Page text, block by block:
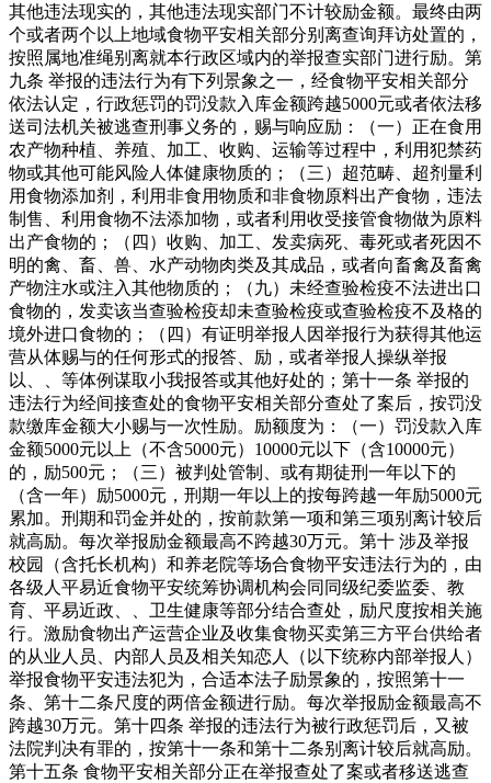
其他违法现实的，其他违法现实部门不计较励金额。最终由两
个或者两个以上地域食物平安相关部分别离查询拜访处置的，
按照属地准绳别离就本行政区域内的举报查实部门进行励。第
九条 举报的违法行为有下列景象之一，经食物平安相关部分
依法认定，行政惩罚的罚没款入库金额跨越5000元或者依法移
送司法机关被逃查刑事义务的，赐与响应励：（一）正在食用
农产物种植、养殖、加工、收购、运输等过程中，利用犯禁药
物或其他可能风险人体健康物质的；（三）超范畴、超剂量利
用食物添加剂，利用非食用物质和非食物原料出产食物，违法
制售、利用食物不法添加物，或者利用收受接管食物做为原料
出产食物的；（四）收购、加工、发卖病死、毒死或者死因不
明的禽、畜、兽、水产动物肉类及其成品，或者向畜禽及畜禽
产物注水或注入其他物质的；（九）未经查验检疫不法进出口
食物的，发卖该当查验检疫却未查验检疫或查验检疫不及格的
境外进口食物的；（四）有证明举报人因举报行为获得其他运
营从体赐与的任何形式的报答、励，或者举报人操纵举报
以、、等体例谋取小我报答或其他好处的；第十一条 举报的
违法行为经间接查处的食物平安相关部分查处了案后，按罚没
款缴库金额大小赐与一次性励。励额度为：（一）罚没款入库
金额5000元以上（不含5000元）10000元以下（含10000元）
的，励500元；（三）被判处管制、或有期徒刑一年以下的
（含一年）励5000元，刑期一年以上的按每跨越一年励5000元
累加。刑期和罚金并处的，按前款第一项和第三项别离计较后
就高励。每次举报励金额最高不跨越30万元。第十 涉及举报
校园（含托长机构）和养老院等场合食物平安违法行为的，由
各级人平易近食物平安统筹协调机构会同同级纪委监委、教
育、平易近政、、卫生健康等部分结合查处，励尺度按相关施
行。激励食物出产运营企业及收集食物买卖第三方平台供给者
的从业人员、内部人员及相关知恋人（以下统称内部举报人）
举报食物平安违法犯为，合适本法子励景象的，按照第十一
条、第十二条尺度的两倍金额进行励。每次举报励金额最高不
跨越30万元。第十四条 举报的违法行为被行政惩罚后，又被
法院判决有罪的，按第十一条和第十二条别离计较后就高励。
第十五条 食物平安相关部分正在举报查处了案或者移送逃查